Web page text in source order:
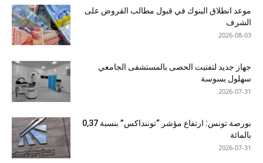
موعد انطلاق البنوك في قبول مطالب القروض على
الشرف
2026-08-03
جهاز جديد لتفتيت الحصى بالمستشفى الجامعي
سهلول بسوسة
2026-07-31
بورصة تونس: ارتفاع مؤشر “توننداكس” بنسبة 0,37
بالمائة
2026-07-31